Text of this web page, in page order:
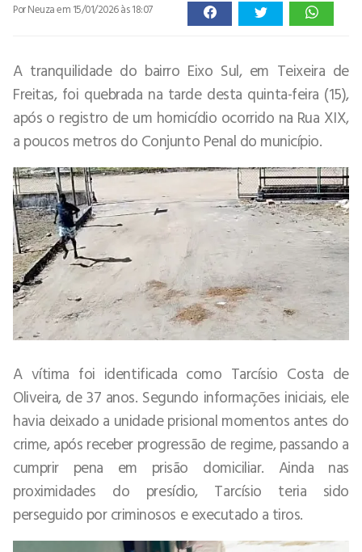
Por Neuzaem 15/01/2026 às 18:07
A tranquilidade do bairro Eixo Sul, em Teixeira de
Freitas, foi quebrada na tarde desta quinta-feira (15),
após o registro de um homicídio ocorrido na Rua XIX,
a poucos metros do Conjunto Penal do município.
A vítima foi identificada como Tarcísio Costa de
Oliveira, de 37 anos. Segundo informações iniciais, ele
havia deixado a unidade prisional momentos antes do
crime, após receber progressão de regime, passando a
cumprir pena em prisão domiciliar. Ainda nas
proximidades do presídio, Tarcísio teria sido
perseguido por criminosos e executado a tiros.